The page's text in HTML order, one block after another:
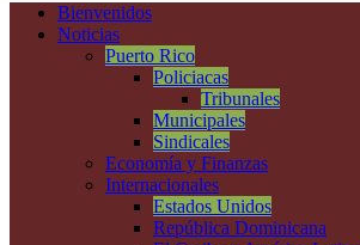
Bienvenidos
Noticias
Puerto Rico
Policiacas
Tribunales
Municipales
Sindicales
Economía y Finanzas
Internacionales
Estados Unidos
República Dominicana